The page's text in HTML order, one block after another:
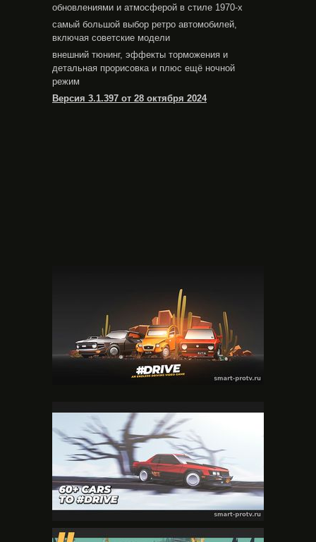
обновлениями и атмосферой в стиле 1970-х
самый большой выбор ретро автомобилей,
включая советские модели
внешний тюнинг, эффекты торможения и
детальная прорисовка и плюс ещё ночной
режим
Версия 3.1.397 от 28 октября 2024